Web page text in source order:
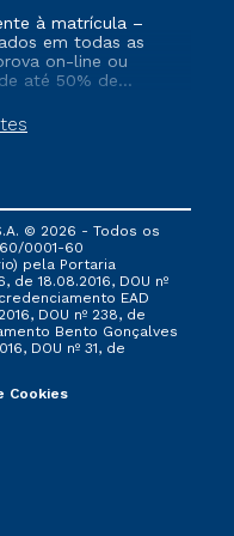
à matrícula –
em todas as
on-line ou
até 50% de
ou não tenham
em uma das
governamentais, e
campanha
© 2026 - Todos os
0001-60
pela Portaria
18.08.2016, DOU nº
EAD
DOU nº 238, de
Bento Gonçalves
DOU nº 31, de
Cookies